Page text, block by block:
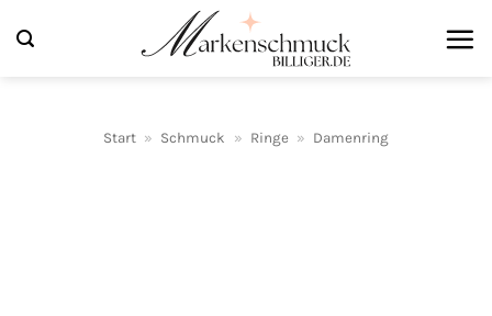
Inhalt
Start » Schmuck » Ringe » Damenring